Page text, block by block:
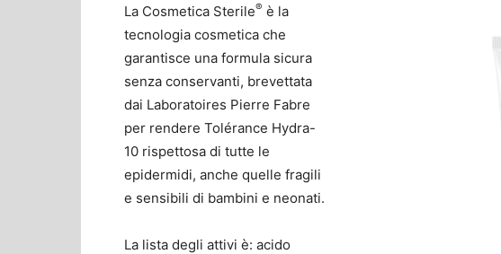
La Cosmetica Sterile® è la
tecnologia cosmetica che
garantisce una formula sicura
senza conservanti, brevettata
dai Laboratoires Pierre Fabre
per rendere Tolérance Hydra-
10 rispettosa di tutte le
epidermidi, anche quelle fragili
e sensibili di bambini e neonati.
La lista degli attivi è: acido